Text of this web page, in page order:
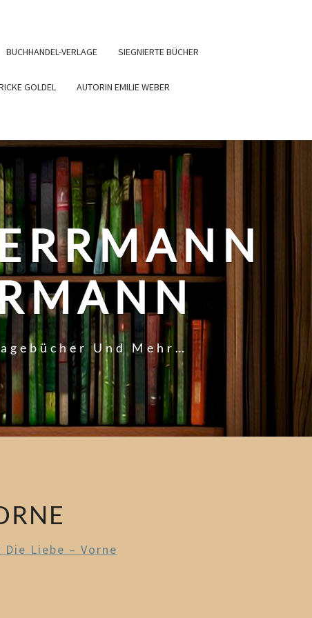
BUCHHANDEL-VERLAGE SIEGNIERTE BÜCHER
GOLDEL AUTORIN EMILIE WEBER
Und Mehr…
Die Liebe – Vorne